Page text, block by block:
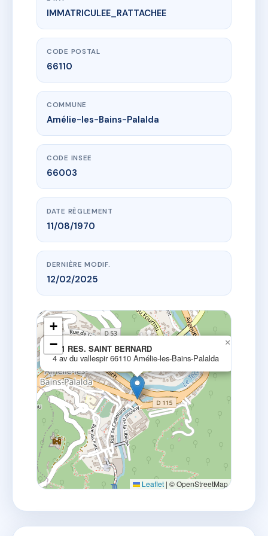
www.vme.plus/AC6608376
221 RES. SAINT BERNARD
4 av du vallespir66110 Amélie-les-Bains-Palalda
IMMATRICULEE_RATTACHEE
CODE POSTAL
66110
COMMUNE
Amélie-les-Bains-Palalda
CODE INSEE
66003
DATE RÈGLEMENT
11/08/1970
DERNIÈRE MODIF.
12/02/2025
221 RES. SAINT BERNARD
4 av du vallespir 66110 Amélie-les-Bains-Palalda
×
+
−
Leaflet | © OpenStreetMap